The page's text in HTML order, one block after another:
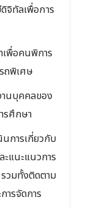
จิทัลเพื่อการ
พื่อคนพิการ
ถพิเศษ
านบุคคลของ
รศึกษา
การเกี่ยวกับ
แนะแนวการ
วมทั้งติดตาม
ารจัดการ